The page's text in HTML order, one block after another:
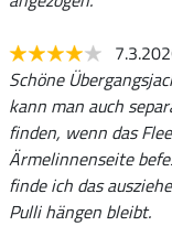
Schöne
kann man auch
finden, wenn das
Ärmelinnenseite
finde ich das
Pulli hängen bleibt.